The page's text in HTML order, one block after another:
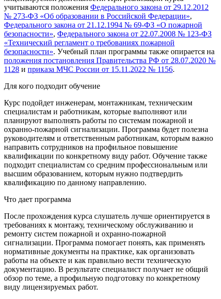
учитываются положения Федерального закона от 29.12.2012
№ 273-ФЗ «Об образовании в Российской Федерации»,
Федерального закона от 21.12.1994 № 69-ФЗ «О пожарной
безопасности», Федерального закона от 22.07.2008 № 123-ФЗ
«Технический регламент о требованиях пожарной
безопасности». Учебный план программы также опирается на
положения постановления Правительства РФ от 28.07.2020 №
1128 и приказа МЧС России от 15.11.2022 № 1156.
Для кого подходит обучение
Курс подойдет инженерам, монтажникам, техническим
специалистам и работникам, которые выполняют или
планируют выполнять работы по системам пожарной и
охранно-пожарной сигнализации. Программа будет полезна
руководителям и ответственным работникам, которым важно
направить сотрудников на профильное повышение
квалификации по конкретному виду работ. Обучение также
подходит специалистам со средним профессиональным или
высшим образованием, которым нужно подтвердить
квалификацию по данному направлению.
Что дает программа
После прохождения курса слушатель лучше ориентируется в
требованиях к монтажу, техническому обслуживанию и
ремонту систем пожарной и охранно-пожарной
сигнализации. Программа помогает понять, как применять
нормативные документы на практике, как организовать
работы на объекте и как правильно вести техническую
документацию. В результате специалист получает не общий
обзор по теме, а профильную подготовку по конкретному
виду лицензируемых работ.